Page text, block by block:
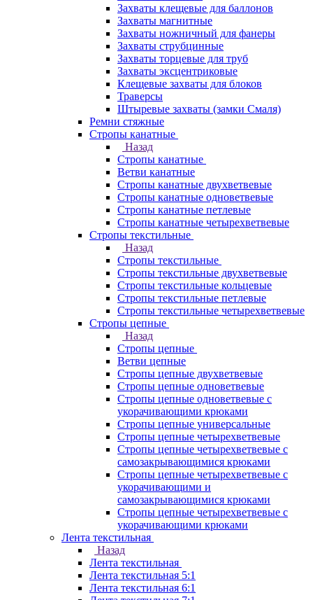
Захваты клещевые для баллонов
Захваты магнитные
Захваты ножничный для фанеры
Захваты струбцинные
Захваты торцевые для труб
Захваты эксцентриковые
Клещевые захваты для блоков
Траверсы
Штыревые захваты (замки Смаля)
Ремни стяжные
Стропы канатные
Назад
Стропы канатные
Ветви канатные
Стропы канатные двухветвевые
Стропы канатные одноветвевые
Стропы канатные петлевые
Стропы канатные четырехветвевые
Стропы текстильные
Назад
Стропы текстильные
Стропы текстильные двухветвевые
Стропы текстильные кольцевые
Стропы текстильные петлевые
Стропы текстильные четырехветвевые
Стропы цепные
Назад
Стропы цепные
Ветви цепные
Стропы цепные двухветвевые
Стропы цепные одноветвевые
Стропы цепные одноветвевые с
укорачивающими крюками
Стропы цепные универсальные
Стропы цепные четырехветвевые
Стропы цепные четырехветвевые с
самозакрывающимися крюками
Стропы цепные четырехветвевые с
укорачивающими и
самозакрывающимися крюками
Стропы цепные четырехветвевые с
укорачивающими крюками
Лента текстильная
Назад
Лента текстильная
Лента текстильная 5:1
Лента текстильная 6:1